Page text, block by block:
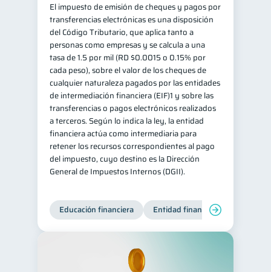
El impuesto de emisión de cheques y pagos por
transferencias electrónicas es una disposición
del Código Tributario, que aplica tanto a
personas como empresas y se calcula a una
tasa de 1.5 por mil (RD $0.0015 o 0.15% por
cada peso), sobre el valor de los cheques de
cualquier naturaleza pagados por las entidades
de intermediación financiera (EIF)1 y sobre las
transferencias o pagos electrónicos realizados
a terceros. Según lo indica la ley, la entidad
financiera actúa como intermediaria para
retener los recursos correspondientes al pago
del impuesto, cuyo destino es la Dirección
General de Impuestos Internos (DGII).
Educación financiera Entidad financiera